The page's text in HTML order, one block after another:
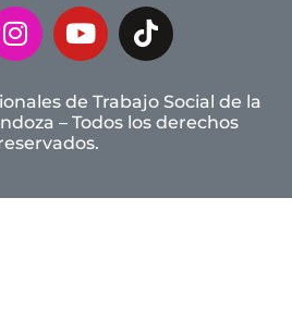
de Trabajo Social de la
– Todos los derechos